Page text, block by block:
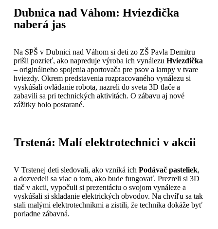
Dubnica nad Váhom: Hviezdička
naberá jas
Na SPŠ v Dubnici nad Váhom si deti zo ZŠ Pavla Demitru
prišli pozrieť, ako napreduje výroba ich vynálezu Hviezdička
– originálneho spojenia aportovača pre psov a lampy v tvare
hviezdy. Okrem predstavenia rozpracovaného vynálezu si
vyskúšali ovládanie robota, nazreli do sveta 3D tlače a
zabavili sa pri technických aktivitách. O zábavu aj nové
zážitky bolo postarané.
Trstená: Malí elektrotechnici v akcii
V Trstenej deti sledovali, ako vzniká ich Podávač pasteliek,
a dozvedeli sa viac o tom, ako bude fungovať. Prezreli si 3D
tlač v akcii, vypočuli si prezentáciu o svojom vynáleze a
vyskúšali si skladanie elektrických obvodov. Na chvíľu sa tak
stali malými elektrotechnikmi a zistili, že technika dokáže byť
poriadne zábavná.